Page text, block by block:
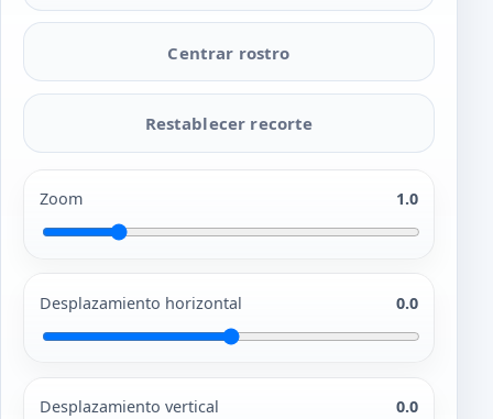
Centrar rostro
Restablecer recorte
Zoom 1.0
Desplazamiento horizontal 0.0
Desplazamiento vertical 0.0